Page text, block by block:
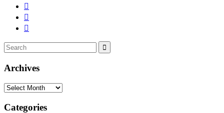
Search
for:
Archives
Archives
Categories